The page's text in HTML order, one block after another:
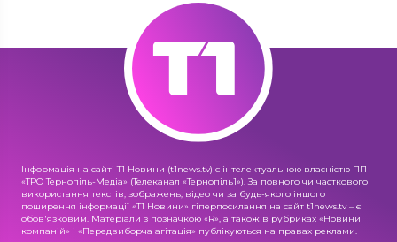
Інформація на сайті Т1 Новини (t1news.tv) є інтелектуальною власністю ПП
«ТРО Тернопіль-Медіа» (Телеканал «Тернопіль1»). За повного чи часткового
використання текстів, зображень, відео чи за будь-якого іншого
поширення інформації «Т1 Новини» гіперпосилання на сайт t1news.tv – є
обов'язковим. Матеріали з позначкою «R», а також в рубриках «Новини
компаній» і «Передвиборча агітація» публікуються на правах реклами.